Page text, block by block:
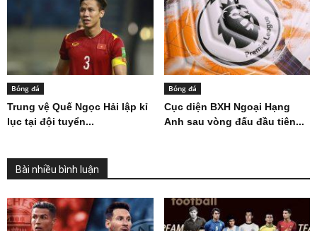
Bóng đá
Trung vệ Quế Ngọc Hải lập kỉ
lục tại đội tuyển...
Bóng đá
Cục diện BXH Ngoại Hạng
Anh sau vòng đấu đầu tiên...
Bài nhiều bình luận